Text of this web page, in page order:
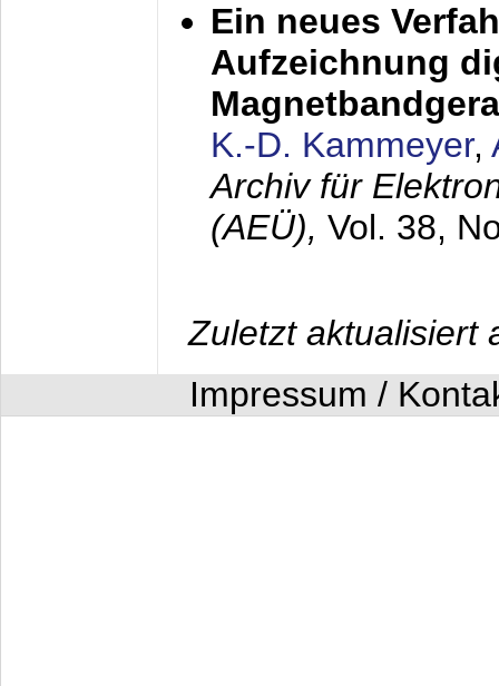
Ein neues
Aufzeichnung
K.-D. Kammeyer,
Archiv für
(AEÜ), Vol. 38,
Zuletzt aktualisiert
Impressum /